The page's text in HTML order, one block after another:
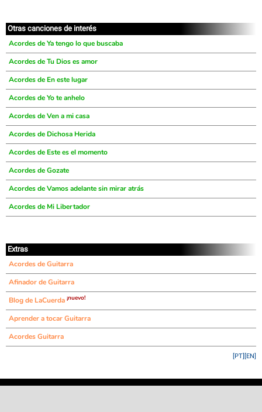
Otras canciones de interés
Acordes de Ya tengo lo que buscaba
Acordes de Tu Dios es amor
Acordes de En este lugar
Acordes de Yo te anhelo
Acordes de Ven a mi casa
Acordes de Dichosa Herida
Acordes de Este es el momento
Acordes de Gozate
Acordes de Vamos adelante sin mirar atrás
Acordes de Mi Libertador
Extras
Acordes de Guitarra
Afinador de Guitarra
Blog de LaCuerda ¡nuevo!
Aprender a tocar Guitarra
Acordes Guitarra
[EN]
[PT]